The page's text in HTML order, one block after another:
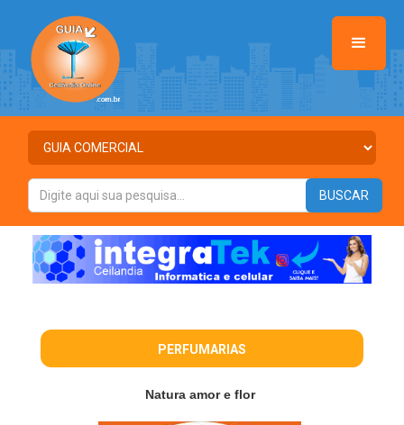
PERFUMARIAS
Natura amor e flor